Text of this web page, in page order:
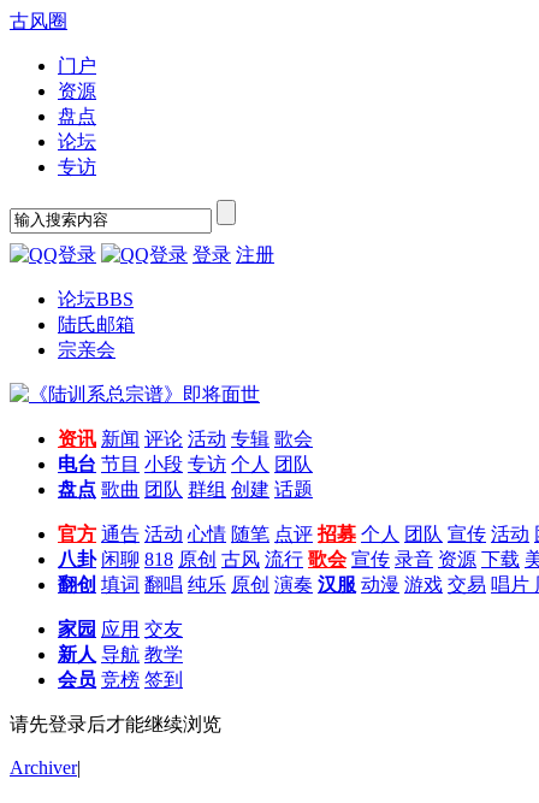
古风圈
门户
资源
盘点
论坛
专访
登录 注册
论坛BBS
陆氏邮箱
宗亲会
资讯 新闻 评论 活动 专辑 歌会
电台 节目 小段 专访 个人 团队
盘点 歌曲 团队 群组 创建 话题
官方 通告 活动 心情 随笔 点评 招募 个人 团队 宣传 活动
八卦 闲聊 818 原创 古风 流行 歌会 宣传 录音 资源 下载
翻创 填词 翻唱 纯乐 原创 演奏 汉服 动漫 游戏 交易 唱片
家园 应用 交友
新人 导航 教学
会员 竞榜 签到
请先登录后才能继续浏览
Archiver|